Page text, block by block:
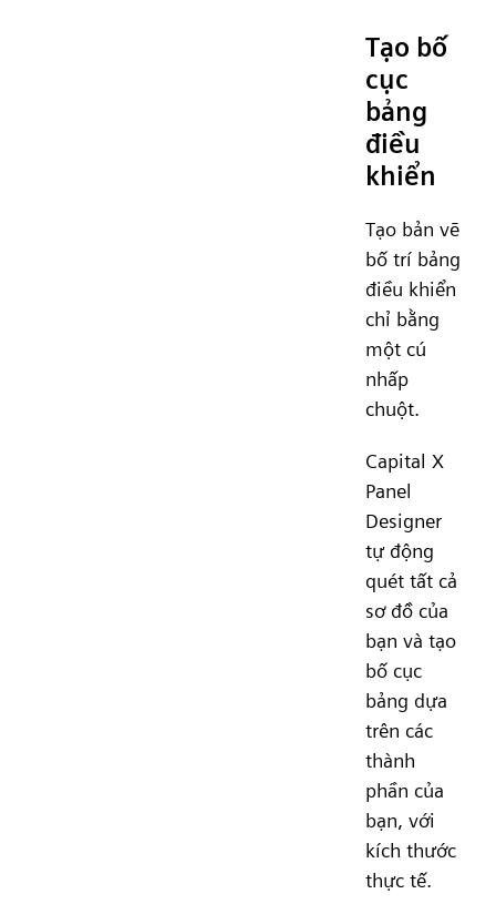
Tạo bố
cục
bảng
điều
khiển
Tạo bản vẽ
bố trí bảng
điều khiển
chỉ bằng
một cú
nhấp
chuột.
Capital X
Panel
Designer
tự động
quét tất cả
sơ đồ của
bạn và tạo
bố cục
bảng dựa
trên các
thành
phần của
bạn, với
kích thước
thực tế.